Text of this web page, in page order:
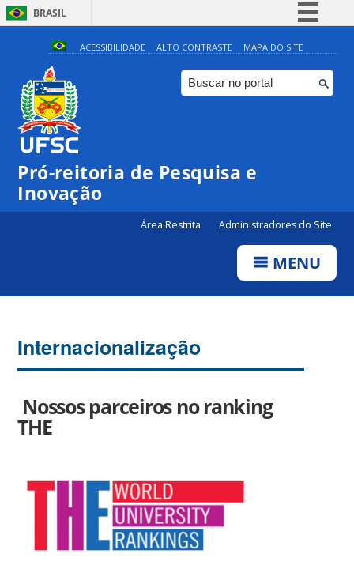
BRASIL
Simplifique!
Comunica BR
Participe
Canais
ACESSIBILIDADE ALTO CONTRASTE MAPA DO SITE
Pró-reitoria de Pesquisa e
Inovação
Área Restrita Administradores do Site
MENU
Internacionalização
Nossos parceiros no ranking
THE